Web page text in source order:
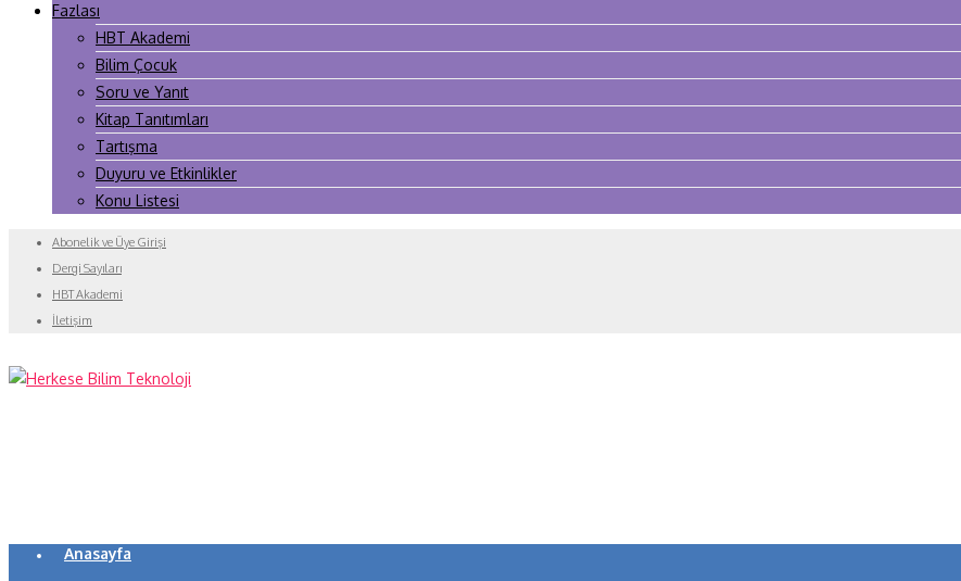
Fazlası
HBT Akademi
Bilim Çocuk
Soru ve Yanıt
Kitap Tanıtımları
Tartışma
Duyuru ve Etkinlikler
Konu Listesi
Abonelik ve Üye Girişi
Dergi Sayıları
HBT Akademi
İletişim
Anasayfa